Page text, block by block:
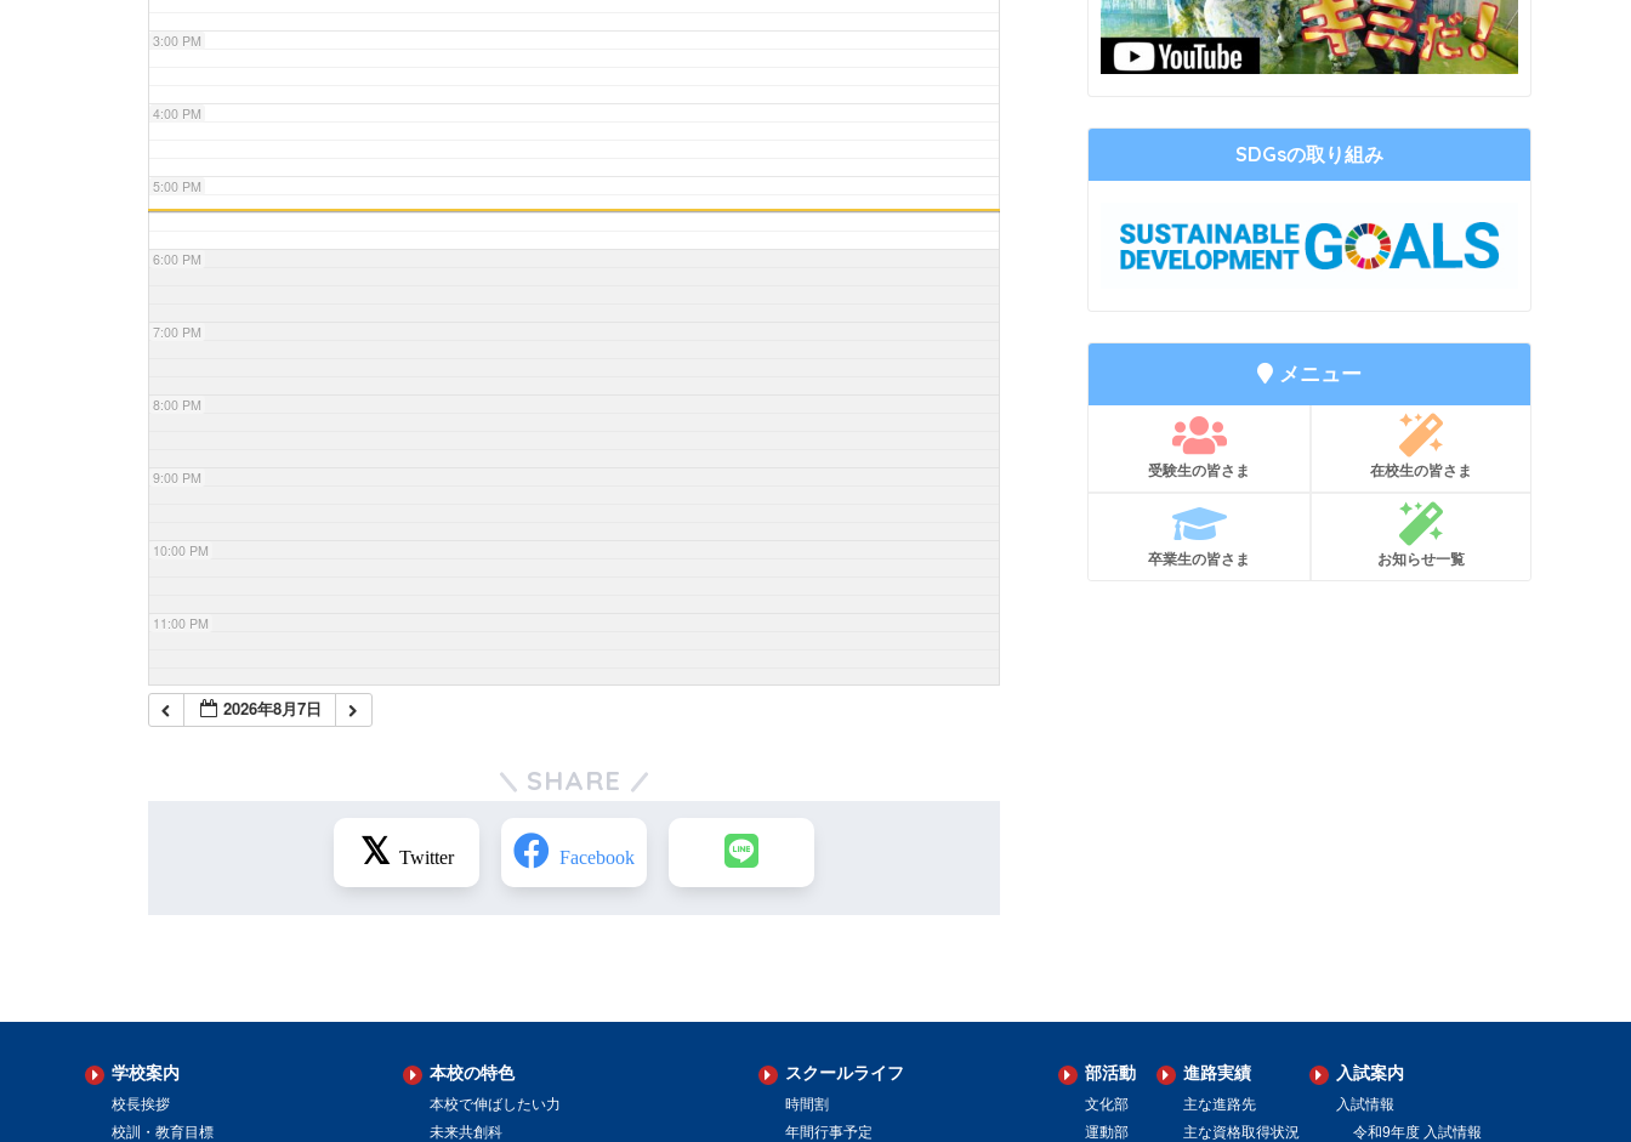
3:00 PM
4:00 PM
5:00 PM
6:00 PM
7:00 PM
8:00 PM
9:00 PM
10:00 PM
11:00 PM
2026年8月7日
SHARE
SDGsの取り組み
メニュー
受験生の皆さま 在校生の皆さま
卒業生の皆さま お知らせ一覧
学校案内
校長挨拶
校訓・教育目標
本校の特色
本校で伸ばしたい力
未来共創科
スクールライフ
時間割
年間行事予定
部活動
文化部
運動部
進路実績
主な進路先
主な資格取得状況
入試案内
入試情報
令和9年度 入試情報